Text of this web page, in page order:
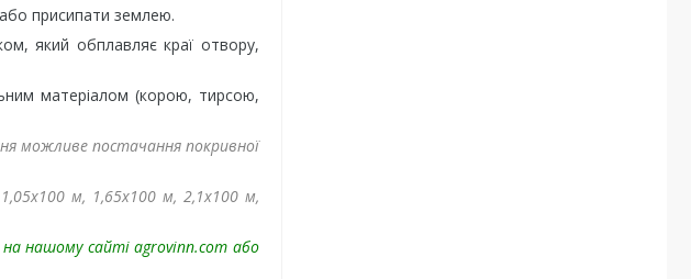
присипати землею.
який обплавляє краї отвору,
матеріалом (корою, тирсою,
можливе постачання покривної
1,05х100 м, 1,65х100 м, 2,1х100 м,
нашому сайті agrovinn.com або